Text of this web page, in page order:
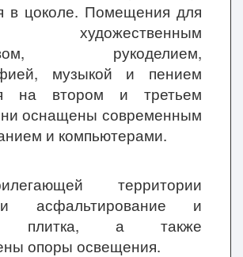
в цоколе. Помещения для
художественным
рукоделием,
музыкой и пением
на втором и третьем
оснащены современным
и компьютерами.
территории
асфальтирование и
плитка, а также
опоры освещения.